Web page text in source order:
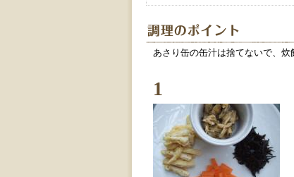
あさり缶の缶汁は捨てないで、炊
1